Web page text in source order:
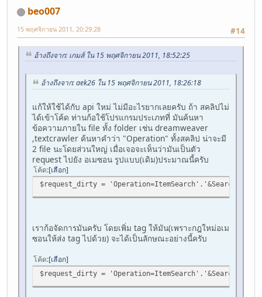
beo007
#14
15 พฤศจิกายน 2011, 20:29:28
อ้างถึงจาก: เกมส์ ใน 15 พฤศจิกายน 2011, 18:52:25
อ้างถึงจาก: aek26 ใน 15 พฤศจิกายน 2011, 18:26:18
แก้ให้ใช้ได้กับ api ใหม่ ไม่มีอะไรยากเลยครับ ถ้า สคลิปไม่
ได้เข้าโค้ด ท่านก้อใช้โปรแกรมประเภทที่ มันค้นหา
ข้อความภายใน file ทั้ง folder เช่น dreamweaver
,textcrawler ค้นหาคำว่า "Operation" ทั้งสคลิป น่าจะมี
2 file นะโดยส่วนใหญ่ เมื่อเจอจะเห็นว่ามันเป็นตัว
request ไปยัง อเมซอน รูปแบบ(เดิม)ประมาณนี้ครับ
โค้ด เลือก
$request_dirty =
เราก้อจัดการมันครับ โดยเพิ่ม tag ให้มัน(เพราะกฎใหม่อเม
ซอนให้ส่ง tag ไปด้วย) จะได้เป็นลักษณะอย่างนี้ครับ
โค้ด เลือก
$request_dirty =